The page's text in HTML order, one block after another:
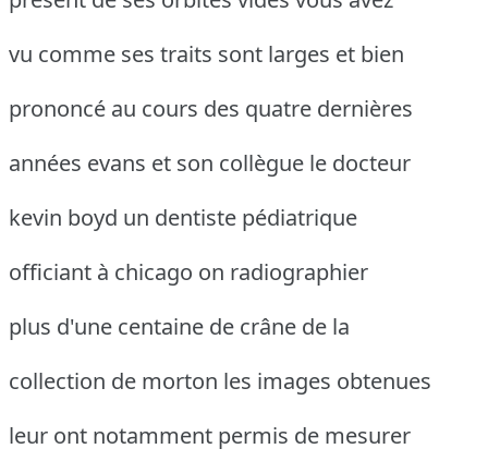
vu comme ses traits sont larges et bien
prononcé au cours des quatre dernières
années evans et son collègue le docteur
kevin boyd un dentiste pédiatrique
officiant à chicago on radiographier
plus d'une centaine de crâne de la
collection de morton les images obtenues
leur ont notamment permis de mesurer